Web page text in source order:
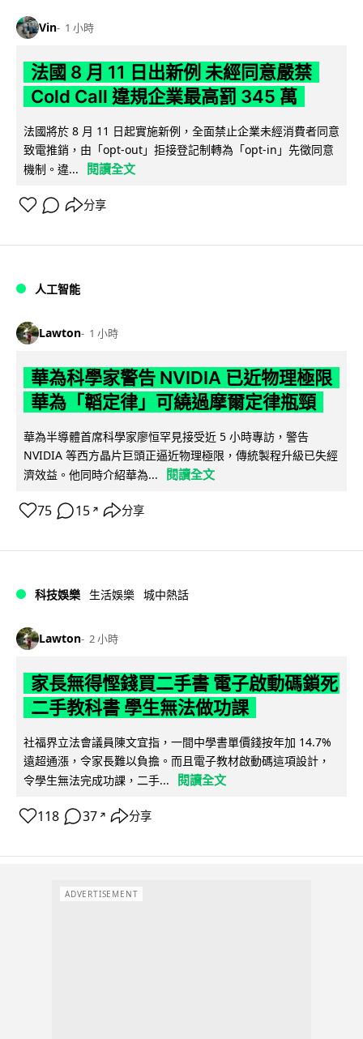
Vin 1 小時
法國 8 月 11 日出新例 未經同意嚴禁
Cold Call 違規企業最高罰 345 萬
法國將於 8 月 11 日起實施新例，全面禁止企業未經消費者同意
致電推銷，由「opt-out」拒接登記制轉為「opt-in」先徵同意
機制。違...
閱讀全文
分享
人工智能
Lawton 1 小時
華為科學家警告 NVIDIA 已近物理極限
華為「韜定律」可繞過摩爾定律瓶頸
華為半導體首席科學家廖恒罕見接受近 5 小時專訪，警告
NVIDIA 等西方晶片巨頭正逼近物理極限，傳統製程升級已失經
濟效益。他同時介紹華為...
閱讀全文
75 15 ↗ 分享
科技娛樂 生活娛樂 城中熱話
Lawton 2 小時
家長無得慳錢買二手書 電子啟動碼鎖死
二手教科書 學生無法做功課
社福界立法會議員陳文宜指，一間中學書單價錢按年加 14.7%
遠超通漲，令家長難以負擔。而且電子教材啟動碼這項設計，
令學生無法完成功課，二手...
閱讀全文
118 37 ↗ 分享
ADVERTISEMENT